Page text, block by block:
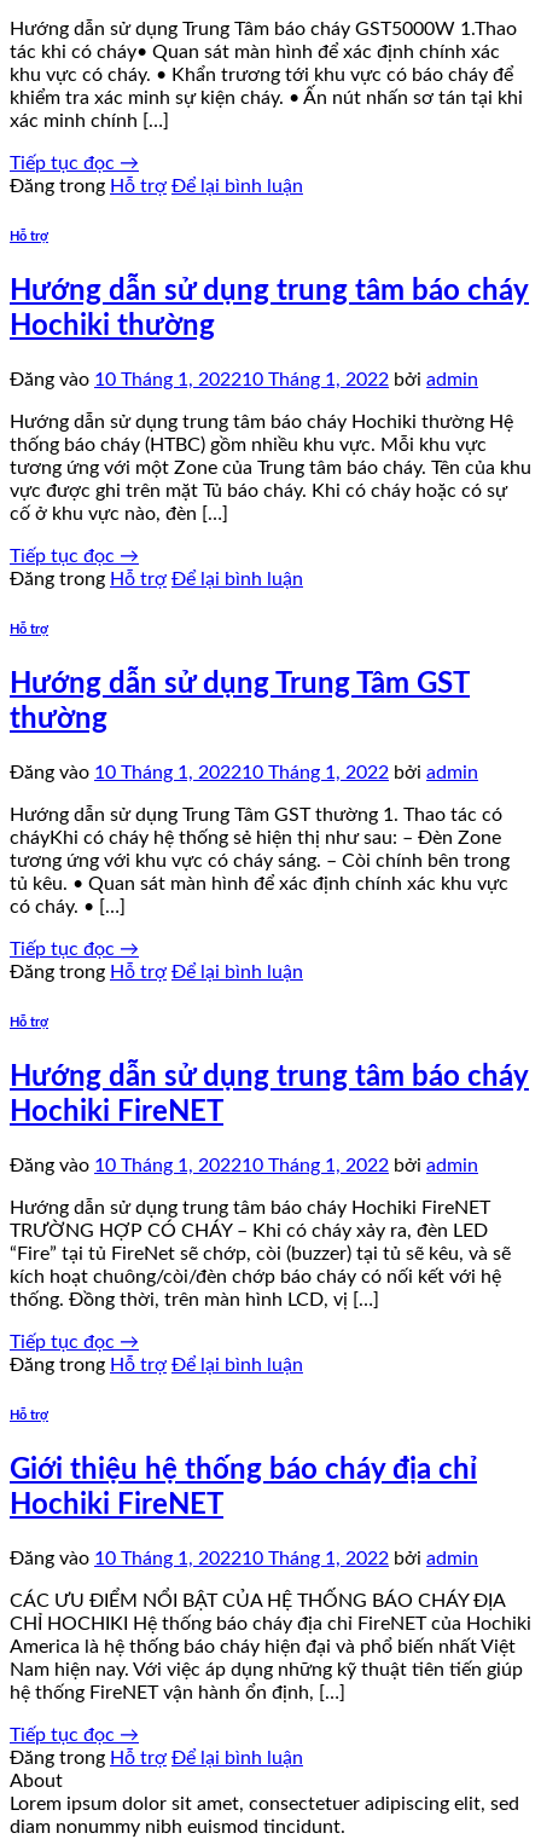
Hướng dẫn sử dụng Trung Tâm báo cháy GST5000W 1.Thao
tác khi có cháy• Quan sát màn hình để xác định chính xác
khu vực có cháy. • Khẩn trương tới khu vực có báo cháy để
khiểm tra xác minh sự kiện cháy. • Ấn nút nhấn sơ tán tại khi
xác minh chính […]
Tiếp tục đọc →
Đăng trong Hỗ trợ Để lại bình luận
Hỗ trợ
Hướng dẫn sử dụng trung tâm báo cháy
Hochiki thường
Đăng vào 10 Tháng 1, 202210 Tháng 1, 2022 bởi admin
Hướng dẫn sử dụng trung tâm báo cháy Hochiki thường Hệ
thống báo cháy (HTBC) gồm nhiều khu vực. Mỗi khu vực
tương ứng với một Zone của Trung tâm báo cháy. Tên của khu
vực được ghi trên mặt Tủ báo cháy. Khi có cháy hoặc có sự
cố ở khu vực nào, đèn […]
Tiếp tục đọc →
Đăng trong Hỗ trợ Để lại bình luận
Hỗ trợ
Hướng dẫn sử dụng Trung Tâm GST
thường
Đăng vào 10 Tháng 1, 202210 Tháng 1, 2022 bởi admin
Hướng dẫn sử dụng Trung Tâm GST thường 1. Thao tác có
cháyKhi có cháy hệ thống sẻ hiện thị như sau: – Đèn Zone
tương ứng với khu vực có cháy sáng. – Còi chính bên trong
tủ kêu. • Quan sát màn hình để xác định chính xác khu vực
có cháy. • […]
Tiếp tục đọc →
Đăng trong Hỗ trợ Để lại bình luận
Hỗ trợ
Hướng dẫn sử dụng trung tâm báo cháy
Hochiki FireNET
Đăng vào 10 Tháng 1, 202210 Tháng 1, 2022 bởi admin
Hướng dẫn sử dụng trung tâm báo cháy Hochiki FireNET
TRƯỜNG HỢP CÓ CHÁY – Khi có cháy xảy ra, đèn LED
“Fire” tại tủ FireNet sẽ chớp, còi (buzzer) tại tủ sẽ kêu, và sẽ
kích hoạt chuông/còi/đèn chớp báo cháy có nối kết với hệ
thống. Đồng thời, trên màn hình LCD, vị […]
Tiếp tục đọc →
Đăng trong Hỗ trợ Để lại bình luận
Hỗ trợ
Giới thiệu hệ thống báo cháy địa chỉ
Hochiki FireNET
Đăng vào 10 Tháng 1, 202210 Tháng 1, 2022 bởi admin
CÁC ƯU ĐIỂM NỔI BẬT CỦA HỆ THỐNG BÁO CHÁY ĐỊA
CHỈ HOCHIKI Hệ thống báo cháy địa chỉ FireNET của Hochiki
America là hệ thống báo cháy hiện đại và phổ biến nhất Việt
Nam hiện nay. Với việc áp dụng những kỹ thuật tiên tiến giúp
hệ thống FireNET vận hành ổn định, […]
Tiếp tục đọc →
Đăng trong Hỗ trợ Để lại bình luận
About
Lorem ipsum dolor sit amet, consectetuer adipiscing elit, sed
diam nonummy nibh euismod tincidunt.